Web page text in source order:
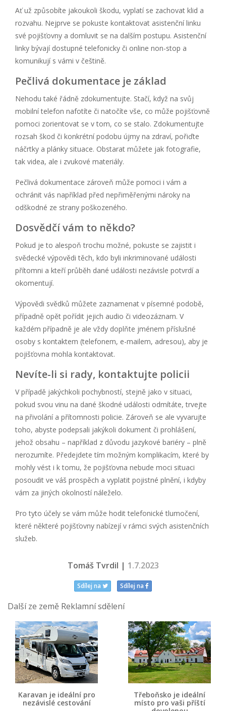
Ať už způsobíte jakoukoli škodu, vyplatí se zachovat klid a
rozvahu. Nejprve se pokuste kontaktovat asistenční linku
své pojišťovny a domluvit se na dalším postupu. Asistenční
linky bývají dostupné telefonicky či online non-stop a
komunikují s vámi v češtině.
Pečlivá dokumentace je základ
Nehodu také řádně zdokumentujte. Stačí, když na svůj
mobilní telefon nafotíte či natočíte vše, co může pojišťovně
pomoci zorientovat se v tom, co se stalo. Zdokumentujte
rozsah škod či konkrétní podobu újmy na zdraví, pořiďte
náčrtky a plánky situace. Obstarat můžete jak fotografie,
tak videa, ale i zvukové materiály.
Pečlivá dokumentace zároveň může pomoci i vám a
ochránit vás například před nepřiměřenými nároky na
odškodné ze strany poškozeného.
Dosvědčí vám to někdo?
Pokud je to alespoň trochu možné, pokuste se zajistit i
svědecké výpovědi těch, kdo byli inkriminované události
přítomni a kteří průběh dané události nezávisle potvrdí a
okomentují.
Výpovědi svědků můžete zaznamenat v písemné podobě,
případně opět pořídit jejich audio či videozáznam. V
každém případně je ale vždy doplňte jménem příslušné
osoby s kontaktem (telefonem, e-mailem, adresou), aby je
pojišťovna mohla kontaktovat.
Nevíte-li si rady, kontaktujte policii
V případě jakýchkoli pochybností, stejně jako v situaci,
pokud svou vinu na dané škodné události odmítáte, trvejte
na přivolání a přítomnosti policie. Zároveň se ale vyvarujte
toho, abyste podepsali jakýkoli dokument či prohlášení,
jehož obsahu – například z důvodu jazykové bariéry – plně
nerozumíte. Předejdete tím možným komplikacím, které by
mohly vést i k tomu, že pojišťovna nebude moci situaci
posoudit ve váš prospěch a vyplatit pojistné plnění, i kdyby
vám za jiných okolností náleželo.
Pro tyto účely se vám může hodit telefonické tlumočení,
které některé pojišťovny nabízejí v rámci svých asistenčních
služeb.
Tomáš Tvrdil | 1.7.2023
Sdílej na Sdílej na
Další ze země Reklamní sdělení
Karavan je ideální pro
nezávislé cestování
Třeboňsko je ideální
místo pro vaši příští